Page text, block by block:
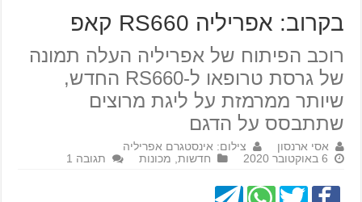
בקרוב: אפריליה RS660 קאפ
רוכב הפיתוח של אפריליה העלה תמונה
של גרסת טרופאו ל-RS660 החדש,
שיותר ממרמזת על ליגת מרוצים
שתתבסס על הדגם
אסי ארנסון
צילום: אינסטגרם אפריליה
6 באוקטובר 2020
חדשות מכונות תגובה 1